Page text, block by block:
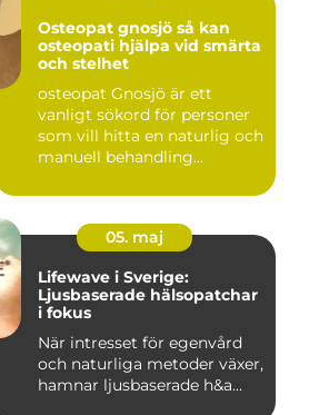
Osteopat gnosjö så kan
osteopati hjälpa vid smärta
och stelhet
osteopat Gnosjö är ett
vanligt sökord för personer
som vill hitta en naturlig och
manuell behandling...
05. maj
Lifewave i Sverige:
Ljusbaserade hälsopatchar
i fokus
När intresset för egenvård
och naturliga metoder växer,
hamnar ljusbaserade h&a...